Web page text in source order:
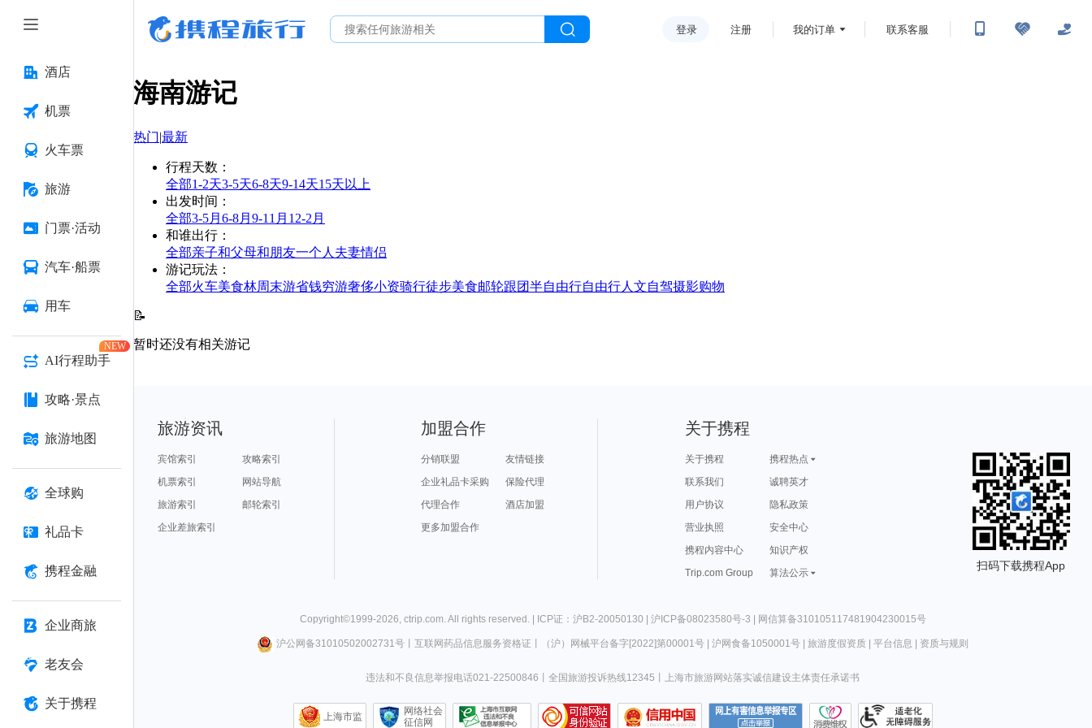
酒店
机票
火车票
旅游
门票·活动
汽车·船票
用车
AI行程助手
NEW
攻略·景点
旅游地图
全球购
礼品卡
携程金融
企业商旅
老友会
关于携程
登录 注册 我的订单 联系客服
海南游记
热门|最新
行程天数 ：
全部1-2天3-5天6-8天9-14天15天以上
出发时间 ：
全部3-5月 6-8月 9-11月 12-2月
和谁出行 ：
全部亲子和父母和朋友一个人 夫妻情侣
游记玩法 ：
全部火车美食林周末游省钱穷游奢侈小资骑行徒步美食邮轮跟团半自由行自由行人文自驾摄影购物
📝
暂时还没有相关游记
旅游资讯
宾馆索引
攻略索引
机票索引
网站导航
旅游索引
邮轮索引
企业差旅索引
加盟合作
分销联盟
友情链接
企业礼品卡采购
保险代理
代理合作
酒店加盟
更多加盟合作
关于携程
关于携程
携程热点
联系我们
诚聘英才
用户协议
隐私政策
营业执照
安全中心
携程内容中心
知识产权
Trip.com Group
算法公示
扫码下载携程App
Copyright©1999-2026, ctrip.com. All rights reserved. | ICP证：沪B2-20050130 | 沪ICP备08023580号-3 | 网信算备310105117481904230015号
沪公网备31010502002731号丨 互联网药品信息服务资格证 （沪）网械平台备字[2022]第00001号| 沪网食备1050001号| 旅游度假资质| 平台信息 资质与规则
违法和不良信息举报电话021-22500846 全国旅游投诉热线12345 上海市旅游网站落实诚信建设主体责任承诺书
上海市监
网络社会
征信网